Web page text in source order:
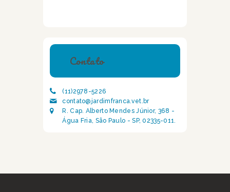
Contato
(11)2978-5226
contato@jardimfranca.vet.br
R. Cap. Alberto Mendes Júnior, 368 -
Água Fria, São Paulo - SP, 02335-011.